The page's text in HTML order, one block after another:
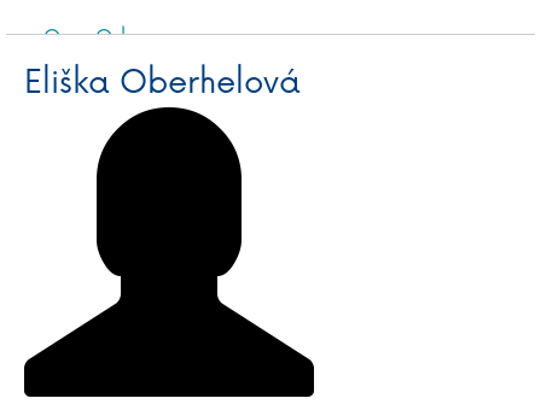
Ozzy Osbourne
Eliška Oberhelová